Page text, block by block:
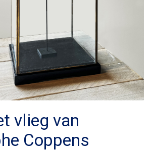
vlieg van
Coppens